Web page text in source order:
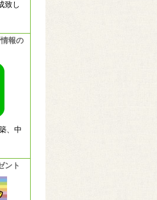
致し
報の
、中
ント